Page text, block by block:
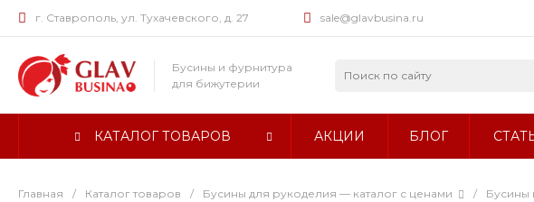
г. Ставрополь, ул. Тухачевского, д. 27 sale@glavbusina.ru
Бусины и фурнитура
для бижутерии
КАТАЛОГ ТОВАРОВ АКЦИИ БЛОГ
Главная / Каталог товаров / Бусины для рукоделия — каталог с ценами / Бусины